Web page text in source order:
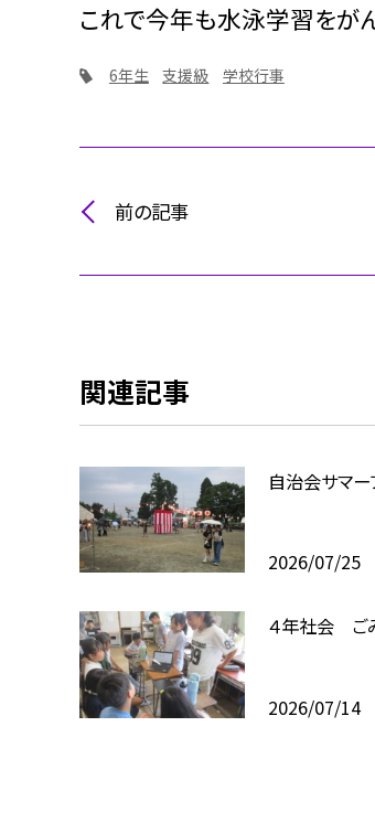
これで今年も水泳学習をが
6年生 支援級 学校行事
前の記事
関連記事
自治会サマー
2026/07/25
４年社会 ご
2026/07/14